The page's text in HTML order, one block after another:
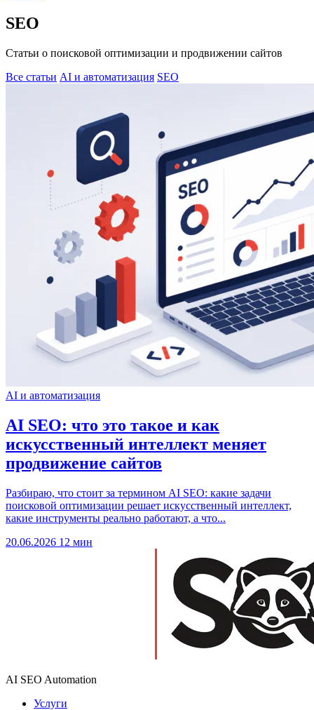
SEO
Статьи о поисковой оптимизации и продвижении сайтов
Все статьи AI и автоматизация SEO
AI и автоматизация
AI SEO: что это такое и как
искусственный интеллект меняет
продвижение сайтов
Разбираю, что стоит за термином AI SEO: какие задачи
поисковой оптимизации решает искусственный интеллект,
какие инструменты реально работают, а что...
20.06.2026 12 мин
AI SEO Automation
Услуги